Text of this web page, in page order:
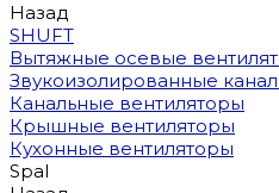
Назад
SHUFT
Вытяжные осевые
Звукоизолированные
Канальные вентиляторы
Крышные вентиляторы
Кухонные вентиляторы
Spal